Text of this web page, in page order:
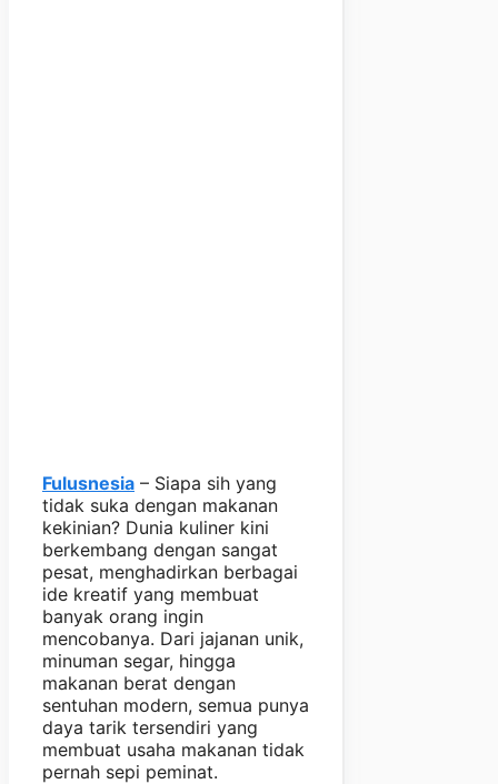
Fulusnesia – Siapa sih yang
tidak suka dengan makanan
kekinian? Dunia kuliner kini
berkembang dengan sangat
pesat, menghadirkan berbagai
ide kreatif yang membuat
banyak orang ingin
mencobanya. Dari jajanan unik,
minuman segar, hingga
makanan berat dengan
sentuhan modern, semua punya
daya tarik tersendiri yang
membuat usaha makanan tidak
pernah sepi peminat.